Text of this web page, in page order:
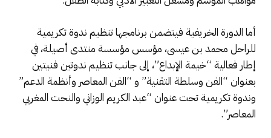
أما الدورة الخريفية فيتضمن برنامجها تنظيم ندوة تكريمية
للراحل محمد بن عيسى، مؤسس مؤسسة منتدى أصيلة، في
إطار فعالية “خيمة الإبداع”، إلى جانب تنظيم ندوتين فنيتين
بعنوان “الفن وسلطة التقنية” و “الفن المعاصر وأنظمة الدعم”
وندوة تكريمية تحت عنوان “عبد الكريم الوزاني والنحت المغربي
المعاصر”.